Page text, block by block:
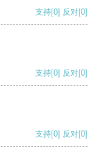
支持[0] 反对[0]
支持[0] 反对[0]
支持[0] 反对[0]